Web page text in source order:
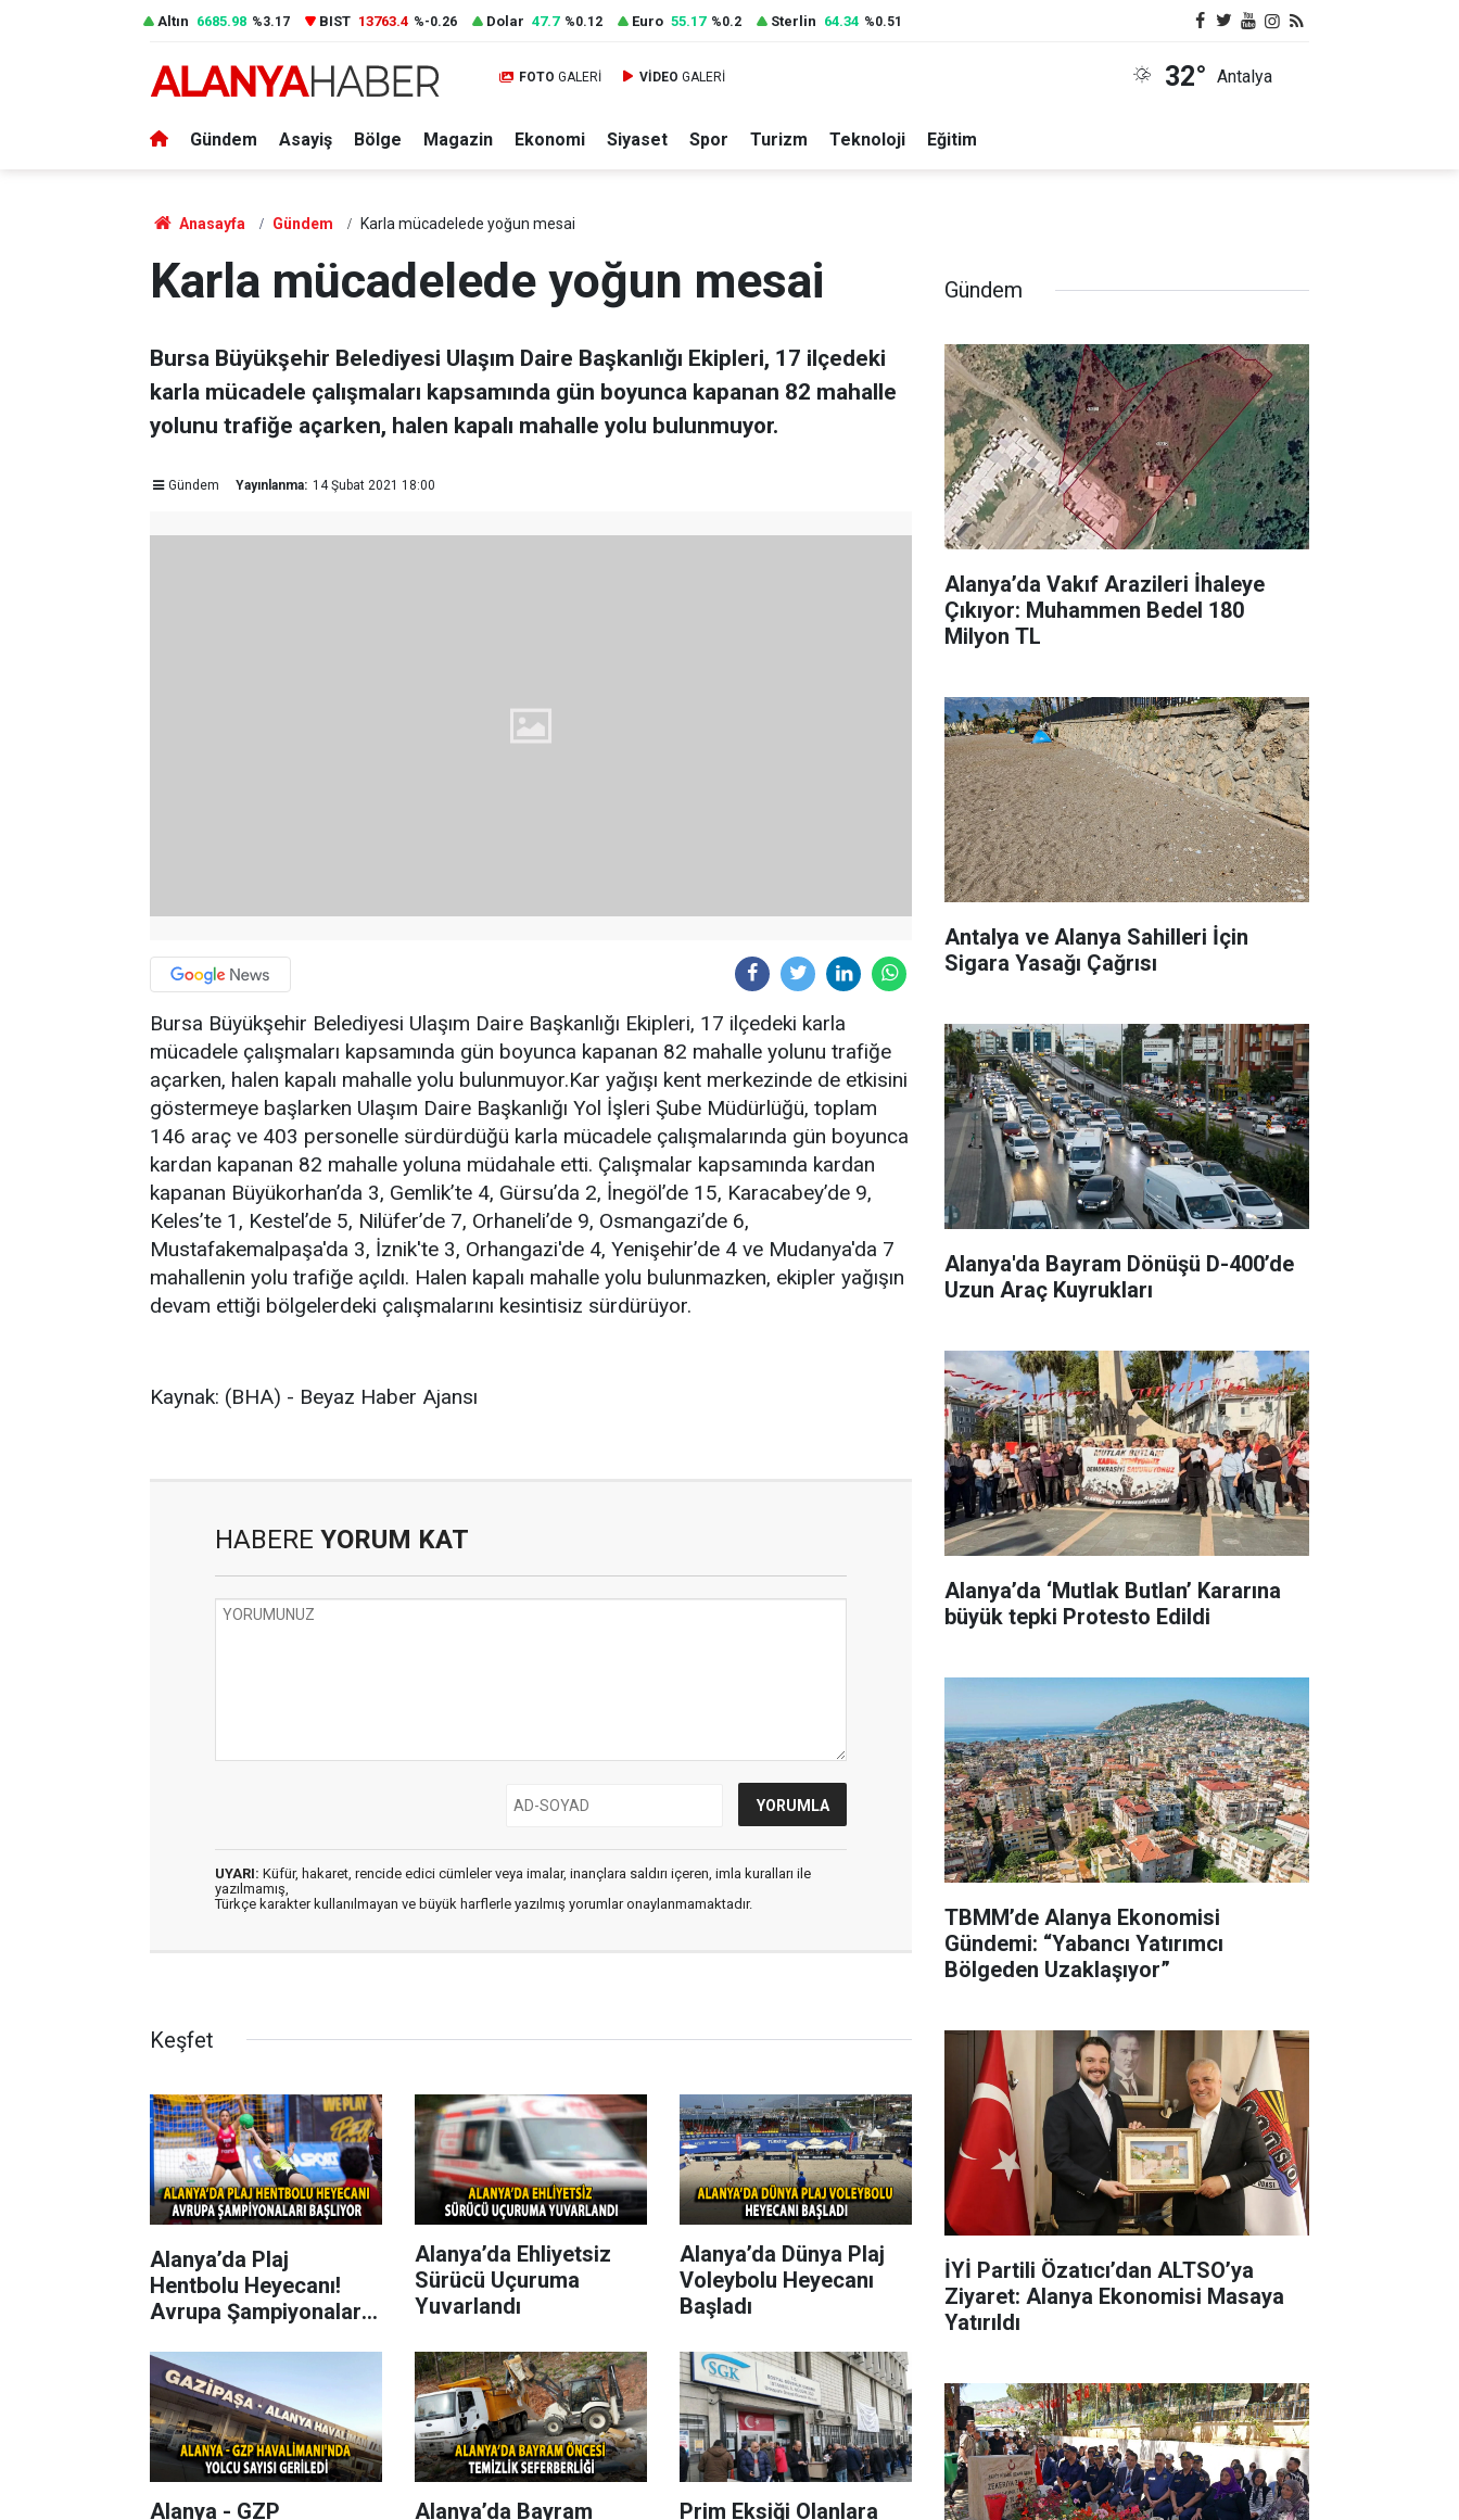
Altın 6685.98 %3.17 BIST 13763.4 %-0.26 Dolar 47.7 %0.12 Euro 55.17 %0.2 Sterlin 64.34 %0.51
FOTO GALERİ VİDEO GALERİ 32° Antalya
Gündem Asayiş Bölge Magazin Ekonomi Siyaset Spor Turizm Teknoloji Eğitim
Anasayfa Gündem Karla mücadelede yoğun mesai
Karla mücadelede yoğun mesai
Bursa Büyükşehir Belediyesi Ulaşım Daire Başkanlığı Ekipleri, 17 ilçedeki
karla mücadele çalışmaları kapsamında gün boyunca kapanan 82 mahalle
yolunu trafiğe açarken, halen kapalı mahalle yolu bulunmuyor.
Gündem Yayınlanma: 14 Şubat 2021 18:00
Bursa Büyükşehir Belediyesi Ulaşım Daire Başkanlığı Ekipleri, 17 ilçedeki karla
mücadele çalışmaları kapsamında gün boyunca kapanan 82 mahalle yolunu trafiğe
açarken, halen kapalı mahalle yolu bulunmuyor.Kar yağışı kent merkezinde de etkisini
göstermeye başlarken Ulaşım Daire Başkanlığı Yol İşleri Şube Müdürlüğü, toplam
146 araç ve 403 personelle sürdürdüğü karla mücadele çalışmalarında gün boyunca
kardan kapanan 82 mahalle yoluna müdahale etti. Çalışmalar kapsamında kardan
kapanan Büyükorhan’da 3, Gemlik’te 4, Gürsu’da 2, İnegöl’de 15, Karacabey’de 9,
Keles’te 1, Kestel’de 5, Nilüfer’de 7, Orhaneli’de 9, Osmangazi’de 6,
Mustafakemalpaşa'da 3, İznik'te 3, Orhangazi'de 4, Yenişehir’de 4 ve Mudanya'da 7
mahallenin yolu trafiğe açıldı. Halen kapalı mahalle yolu bulunmazken, ekipler yağışın
devam ettiği bölgelerdeki çalışmalarını kesintisiz sürdürüyor.
Kaynak: (BHA) - Beyaz Haber Ajansı
HABERE YORUM KAT
UYARI: Küfür, hakaret, rencide edici cümleler veya imalar, inançlara saldırı içeren, imla kuralları ile
yazılmamış,
Türkçe karakter kullanılmayan ve büyük harflerle yazılmış yorumlar onaylanmamaktadır.
Keşfet
Alanya’da Plaj
Hentbolu Heyecanı!
Avrupa Şampiyonaları
Alanya’da Ehliyetsiz
Sürücü Uçuruma
Yuvarlandı
Alanya’da Dünya Plaj
Voleybolu Heyecanı
Başladı
Alanya - GZP
Alanya’da Bayram
Prim Eksiği Olanlara
Gündem
Alanya’da Vakıf Arazileri İhaleye
Çıkıyor: Muhammen Bedel 180
Milyon TL
Antalya ve Alanya Sahilleri İçin
Sigara Yasağı Çağrısı
Alanya'da Bayram Dönüşü D-400’de
Uzun Araç Kuyrukları
Alanya’da ‘Mutlak Butlan’ Kararına
büyük tepki Protesto Edildi
TBMM’de Alanya Ekonomisi
Gündemi: “Yabancı Yatırımcı
Bölgeden Uzaklaşıyor”
İYİ Partili Özatıcı’dan ALTSO’ya
Ziyaret: Alanya Ekonomisi Masaya
Yatırıldı